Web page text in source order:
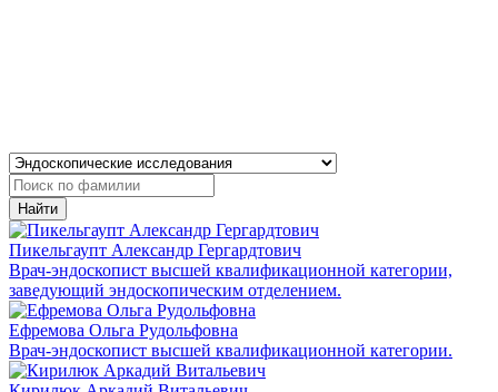
Найти
Пикельгаупт Александр Гергардтович
Врач-эндоскопист высшей квалификационной категории,
заведующий эндоскопическим отделением.
Ефремова Ольга Рудольфовна
Врач-эндоскопист высшей квалификационной категории.